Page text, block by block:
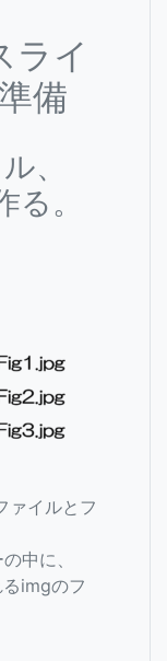
ライ
備
、
。
ァイルとフ
中に、
imgのフ